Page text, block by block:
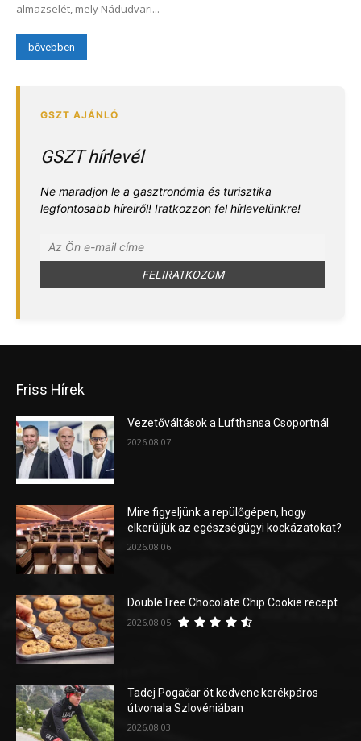
almazselét, mely Nádudvari...
bővebben
GSZT hírlevél
Ne maradjon le a gasztronómia és turisztika
legfontosabb híreiről! Iratkozzon fel hírlevelünkre!
Friss Hírek
Vezetőváltások a Lufthansa Csoportnál
2026.08.07.
Mire figyeljünk a repülőgépen, hogy
elkerüljük az egészségügyi kockázatokat?
2026.08.06.
DoubleTree Chocolate Chip Cookie recept
2026.08.05.
Tadej Pogačar öt kedvenc kerékpáros
útvonala Szlovéniában
2026.08.03.